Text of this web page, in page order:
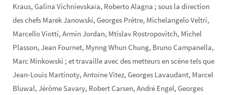
Kraus, Galina Vichnievskaïa, Roberto Alagna ; sous la direction
des chefs Marek Janowski, Georges Prêtre, Michelangelo Veltri,
Marcello Viotti, Armin Jordan, Mtislav Rostropovitch, Michel
Plasson, Jean Fournet, Mynng Whun Chung, Bruno Campanella,
Marc Minkowski ; et travaille avec des metteurs en scène tels que
Jean-Louis Martinoty, Antoine Vitez, Georges Lavaudant, Marcel
Bluwal, Jérôme Savary, Robert Carsen, André Engel, Georges